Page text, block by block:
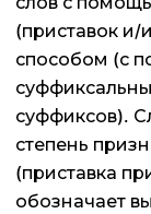
(приставок
способом (с
суффиксов).
степень
(приставка
обозначает